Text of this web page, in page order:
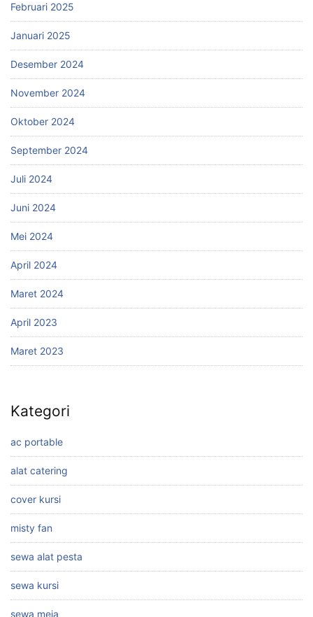
Februari 2025
Januari 2025
Desember 2024
November 2024
Oktober 2024
September 2024
Juli 2024
Juni 2024
Mei 2024
April 2024
Maret 2024
April 2023
Maret 2023
Kategori
ac portable
alat catering
cover kursi
misty fan
sewa alat pesta
sewa kursi
sewa meja